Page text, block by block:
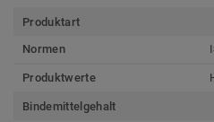
Produktart
Normen
Produktwerte
Bindemittelgehalt